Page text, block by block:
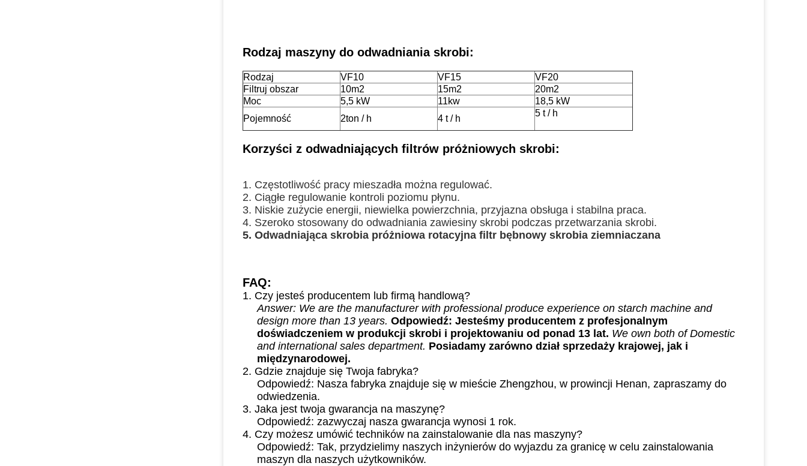
Rodzaj maszyny do odwadniania skrobi:
Rodzaj VF10 VF15
VF20
Filtruj obszar
10m2 15m2
20m2
Moc
5,5 kW 11kw
18,5 kW
Pojemność
2ton / h 4 t / h
5 t / h
Korzyści z odwadniających filtrów próżniowych skrobi:
1. Częstotliwość pracy mieszadła można regulować.
2. Ciągłe regulowanie kontroli poziomu płynu.
3. Niskie zużycie energii, niewielka powierzchnia, przyjazna obsługa i stabilna praca.
4. Szeroko stosowany do odwadniania zawiesiny skrobi podczas przetwarzania skrobi.
5. Odwadniająca skrobia próżniowa rotacyjna filtr bębnowy skrobia ziemniaczana
FAQ:
1. Czy jesteś producentem lub firmą handlową?
Answer: We are the manufacturer with professional produce experience on starch machine and
design more than 13 years. Odpowiedź: Jesteśmy producentem z profesjonalnym
doświadczeniem w produkcji skrobi i projektowaniu od ponad 13 lat. We own both of Domestic
and international sales department. Posiadamy zarówno dział sprzedaży krajowej, jak i
międzynarodowej.
2. Gdzie znajduje się Twoja fabryka?
Odpowiedź: Nasza fabryka znajduje się w mieście Zhengzhou, w prowincji Henan, zapraszamy do
odwiedzenia.
3. Jaka jest twoja gwarancja na maszynę?
Odpowiedź: zazwyczaj nasza gwarancja wynosi 1 rok.
4. Czy możesz umówić techników na zainstalowanie dla nas maszyny?
Odpowiedź: Tak, przydzielimy naszych inżynierów do wyjazdu za granicę w celu zainstalowania
maszyn dla naszych użytkowników.